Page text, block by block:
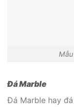
Đá Marble
Đá Marble hay